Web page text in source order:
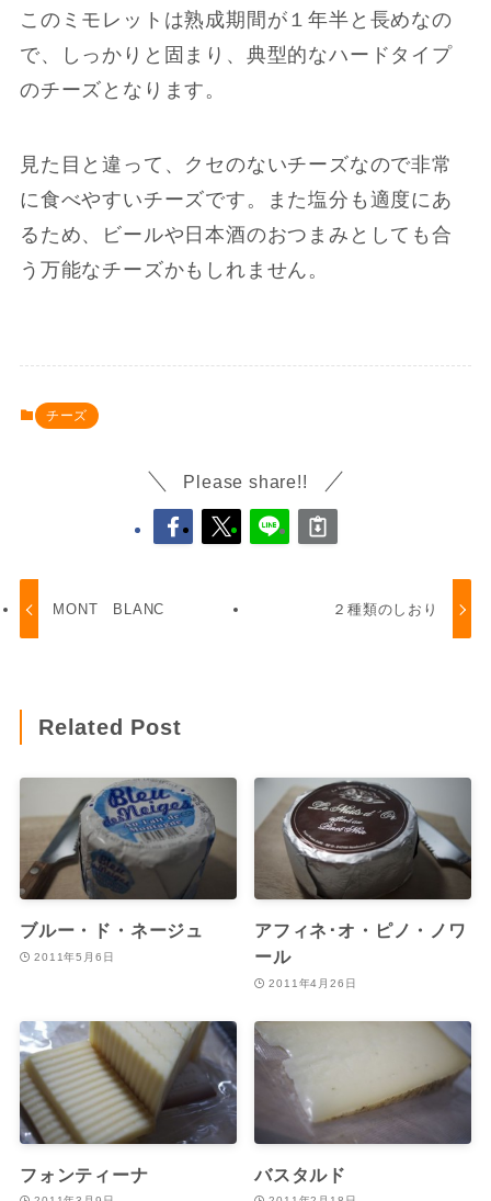
このミモレットは熟成期間が１年半と長めなの
で、しっかりと固まり、典型的なハードタイプ
のチーズとなります。
見た目と違って、クセのないチーズなので非常
に食べやすいチーズです。また塩分も適度にあ
るため、ビールや日本酒のおつまみとしても合
う万能なチーズかもしれません。
チーズ
Please share!!
MONT BLANC ２種類のしおり
Related Post
ブルー・ド・ネージュ
2011年5月6日
アフィネ･オ・ピノ・ノワ
ール
2011年4月26日
フォンティーナ バスタルド